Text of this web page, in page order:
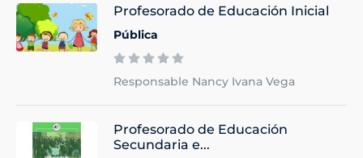
Profesorado de Educación Inicial
Pública
Responsable Nancy Ivana Vega
Profesorado de Educación
Secundaria e...